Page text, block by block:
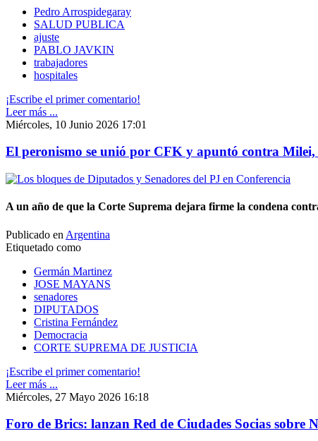
Pedro Arrospidegaray
SALUD PUBLICA
ajuste
PABLO JAVKIN
trabajadores
hospitales
¡Escribe el primer comentario!
Leer más ...
Miércoles, 10 Junio 2026 17:01
El peronismo se unió por CFK y apuntó contra
A un año de que la Corte Suprema dejara firme la condena
Publicado en Argentina
Etiquetado como
Germán Martinez
JOSE MAYANS
senadores
DIPUTADOS
Cristina Fernández
Democracia
CORTE SUPREMA DE JUSTICIA
¡Escribe el primer comentario!
Leer más ...
Miércoles, 27 Mayo 2026 16:18
Foro de Brics: lanzan Red de Ciudades Socias sobre